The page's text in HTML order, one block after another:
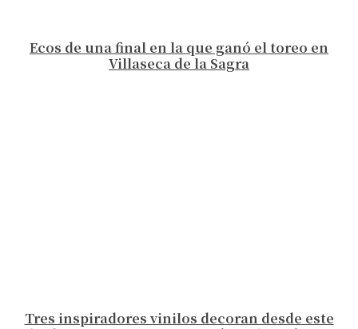
Ecos de una final en la que ganó el toreo en
Villaseca de la Sagra
Tres inspiradores vinilos decoran desde este